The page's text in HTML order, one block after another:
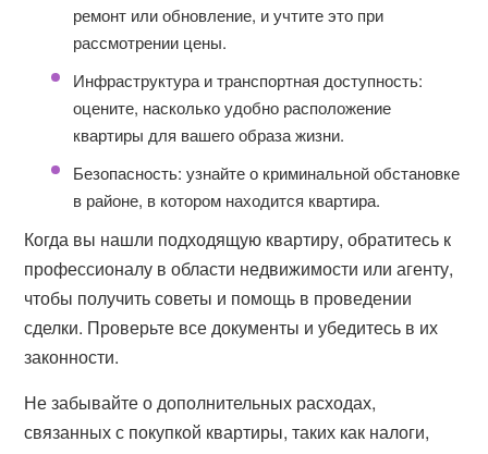
ремонт или обновление, и учтите это при
рассмотрении цены.
Инфраструктура и транспортная доступность:
оцените, насколько удобно расположение
квартиры для вашего образа жизни.
Безопасность: узнайте о криминальной обстановке
в районе, в котором находится квартира.
Когда вы нашли подходящую квартиру, обратитесь к
профессионалу в области недвижимости или агенту,
чтобы получить советы и помощь в проведении
сделки. Проверьте все документы и убедитесь в их
законности.
Не забывайте о дополнительных расходах,
связанных с покупкой квартиры, таких как налоги,